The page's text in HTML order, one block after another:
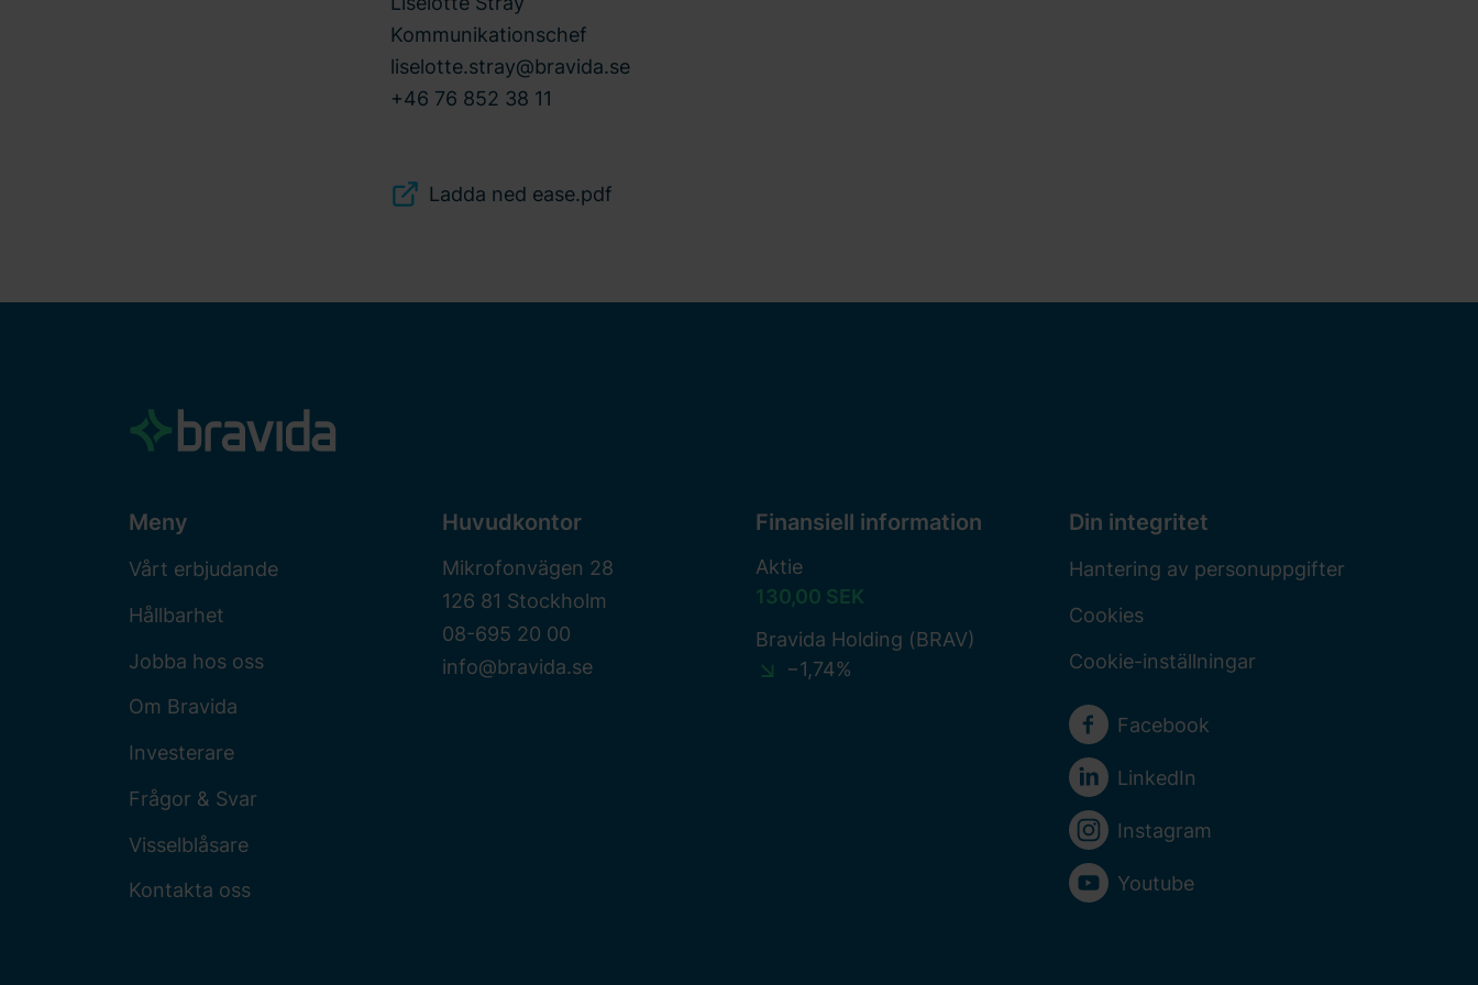
Kommunikationschef
liselotte.stray@bravida.se
+46 76 852 38 11
Ladda ned ease.pdf
Meny
Vårt erbjudande
Hållbarhet
Jobba hos oss
Om Bravida
Investerare
Frågor & Svar
Visselblåsare
Kontakta oss
Huvudkontor
Mikrofonvägen 28
126 81 Stockholm
08-695 20 00
info@bravida.se
Finansiell information
Aktie
130,00 SEK
Bravida Holding (BRAV)
−1,74%
Din integritet
Hantering av personuppgifter
Cookies
Cookie-inställningar
Sociala medier
Facebook
LinkedIn
Instagram
Youtube